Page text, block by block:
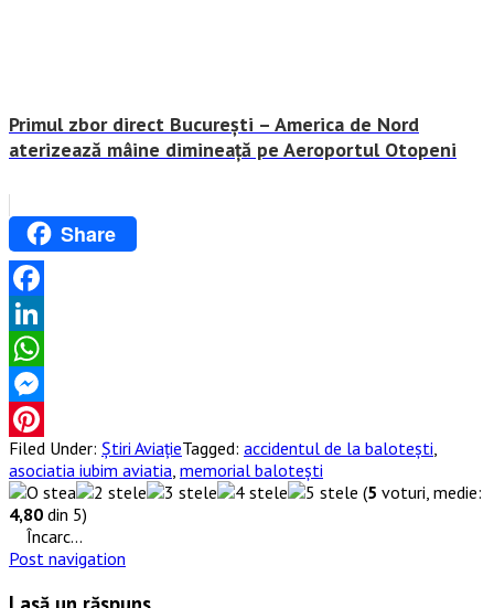
Primul zbor direct București – America de Nord
aterizează mâine dimineață pe Aeroportul Otopeni
Share
Facebook
LinkedIn
WhatsApp
Messenger
Pinterest
Filed Under: Știri AviațieTagged: accidentul de la balotești,
asociatia iubim aviatia, memorial balotești
(5 voturi, medie:
4,80 din 5)
Încarc...
Post navigation